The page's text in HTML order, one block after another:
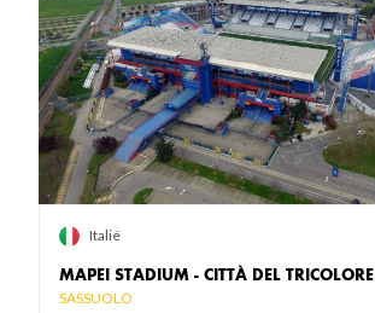
MAPEI STADIUM - CITTÀ DEL TRICOLORE
SASSUOLO
Italië